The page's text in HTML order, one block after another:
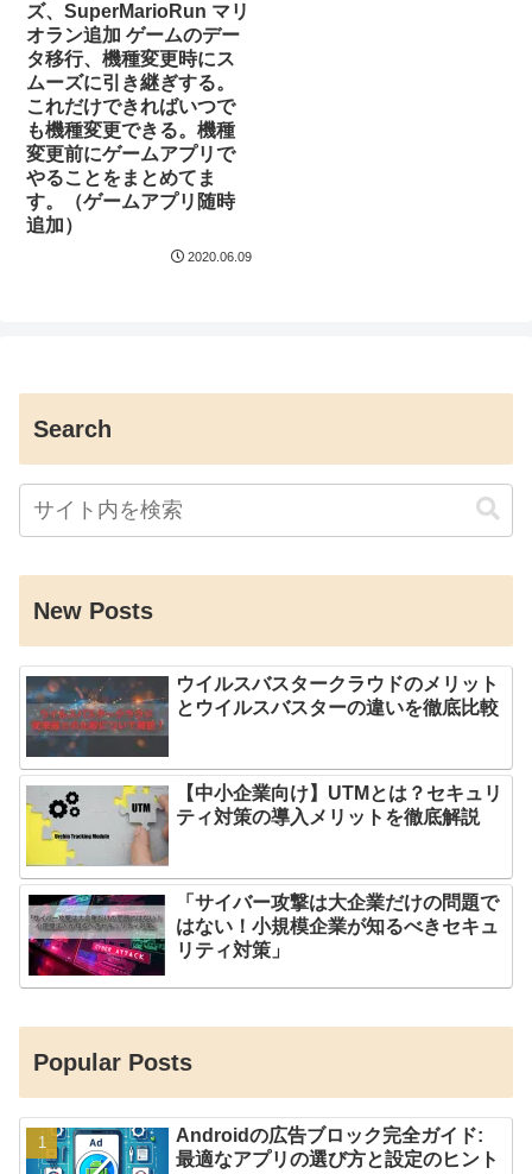
ズ、SuperMarioRun マリ
オラン追加 ゲームのデー
タ移行、機種変更時にス
ムーズに引き継ぎする。
これだけできればいつで
も機種変更できる。機種
変更前にゲームアプリで
やることをまとめてま
す。（ゲームアプリ随時
追加）
2020.06.09
Search
New Posts
ウイルスバスタークラウドのメリット
とウイルスバスターの違いを徹底比較
【中小企業向け】UTMとは？セキュリ
ティ対策の導入メリットを徹底解説
「サイバー攻撃は大企業だけの問題で
はない！小規模企業が知るべきセキュ
リティ対策」
Popular Posts
Androidの広告ブロック完全ガイド:
最適なアプリの選び方と設定のヒント